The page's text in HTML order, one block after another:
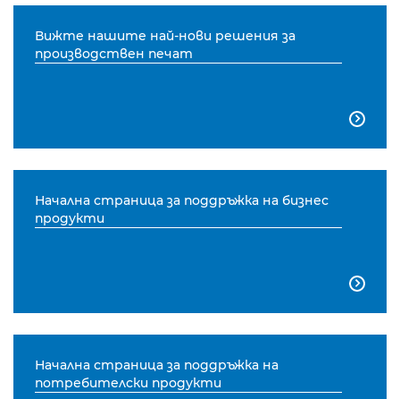
Вижте нашите най-нови решения за
производствен печат

Начална страница за поддръжка на бизнес
продукти

Начална страница за поддръжка на
потребителски продукти